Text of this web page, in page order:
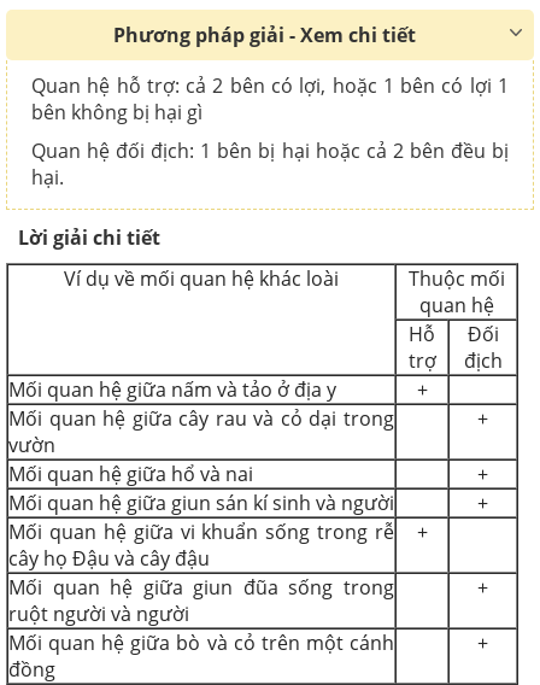
Phương pháp giải - Xem chi tiết
Quan hệ hỗ trợ: cả 2 bên có lợi, hoặc 1 bên có lợi 1
bên không bị hại gì
Quan hệ đối địch: 1 bên bị hại hoặc cả 2 bên đều bị
hại.
Lời giải chi tiết
Ví dụ về mối quan hệ khác loài
Thuộc mối
quan hệ
Hỗ
trợ
Đối
địch
Mối quan hệ giữa nấm và tảo ở địa y
+
Mối quan hệ giữa cây rau và cỏ dại trong
vườn
+
Mối quan hệ giữa hổ và nai
+
Mối quan hệ giữa giun sán kí sinh và người
+
Mối quan hệ giữa vi khuẩn sống trong rễ
cây họ Đậu và cây đậu
+
Mối quan hệ giữa giun đũa sống trong
ruột người và người
+
Mối quan hệ giữa bò và cỏ trên một cánh
đồng
+